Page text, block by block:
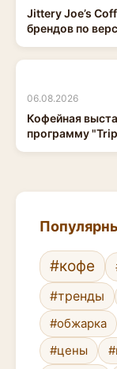
Jittery Joe’s
брендов по
06.08.2026
Кофейная
программу
#кофе
#тренды
#обжарка
#цены